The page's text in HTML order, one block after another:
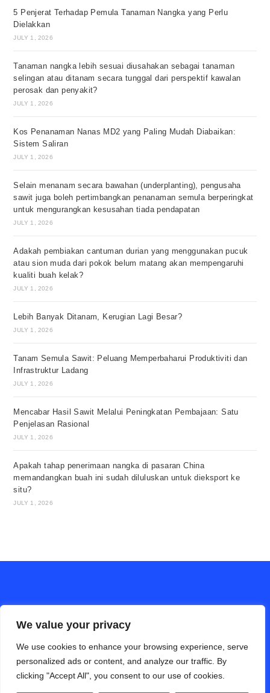
We value your privacy
We use cookies to enhance your browsing experience, serve
personalized ads or content, and analyze our traffic. By
clicking "Accept All", you consent to our use of cookies.
5 Penjerat Terhadap Pemula Tanaman Nangka yang Perlu
Dielakkan
JULY 1, 2026
Tanaman nangka lebih sesuai diusahakan sebagai tanaman
selingan atau ditanam secara tunggal dari perspektif kawalan
perosak dan penyakit?
JULY 1, 2026
Kos Penanaman Nanas MD2 yang Paling Mudah Diabaikan:
Sistem Saliran
JULY 1, 2026
Selain menanam secara bawahan (underplanting), pengusaha
sawit juga boleh pertimbangkan penanaman semula berperingkat
untuk mengurangkan kesusahan tiada pendapatan
JULY 1, 2026
Adakah pembiakan cantuman durian yang menggunakan pucuk
atau sion muda dari pokok belum matang akan mempengaruhi
kualiti buah kelak?
JULY 1, 2026
Lebih Banyak Ditanam, Kerugian Lagi Besar?
JULY 1, 2026
Tanam Semula Sawit: Peluang Memperbaharui Produktiviti dan
Infrastruktur Ladang
JULY 1, 2026
Mencabar Hasil Sawit Melalui Peningkatan Pembajaan: Satu
Penjelasan Rasional
JULY 1, 2026
Apakah tahap penerimaan nangka di pasaran China
memandangkan buah ini sudah diluluskan untuk dieksport ke
situ?
JULY 1, 2026
ALAM PERTANIAN online (Bahasa Cina)